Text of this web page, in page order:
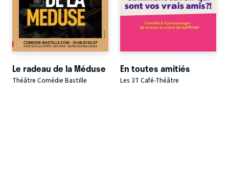
Le radeau de la Méduse
Théâtre Comédie Bastille
En toutes amitiés
Les 3T Café-Théâtre